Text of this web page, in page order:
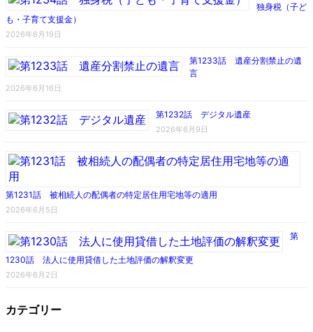
独身税（子ど
も・子育て支援金）
2026年6月19日
第1233話 遺産分割禁止の遺
言
2026年6月16日
第1232話 デジタル遺産
2026年6月9日
第1231話 被相続人の配偶者の特定居住用宅地等の適用
2026年6月5日
第
1230話 法人に使用貸借した土地評価の解釈変更
2026年6月2日
カテゴリー